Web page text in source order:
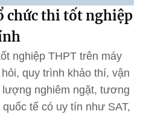
chức thi tốt nghiệp
nghiệp THPT trên máy
quy trình khảo thí, vận
lượng nghiêm ngặt, tương
tế có uy tín như SAT,